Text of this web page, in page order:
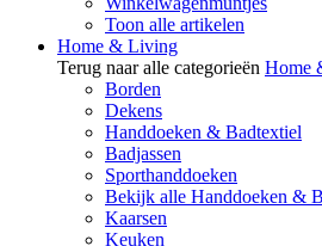
Toon alle artikelen
Home & Living
Terug naar alle categorieën Home
Borden
Dekens
Handdoeken & Badtextiel
Badjassen
Sporthanddoeken
Bekijk alle Handdoeken &
Kaarsen
Keuken